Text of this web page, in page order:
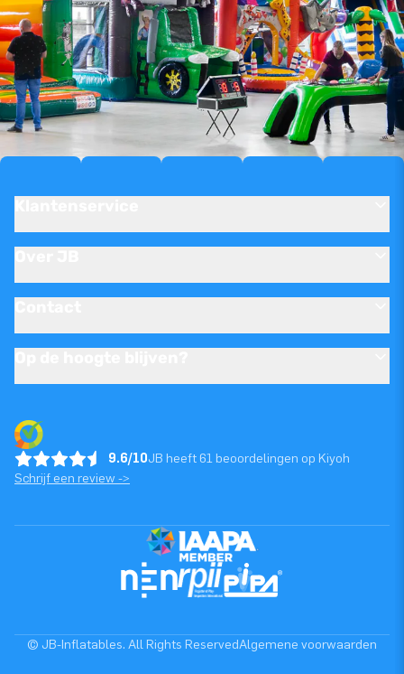
9.6/10JB heeft 61 beoordelingen op Kiyoh
Schrijf een review ->
© JB-Inflatables. All Rights ReservedAlgemene voorwaarden